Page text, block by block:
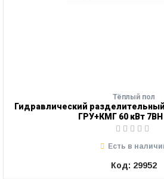
Тёплый пол
Гидравлический
ГРУ+КМГ 60 кВт 7ВН
Есть в
Код: 29952